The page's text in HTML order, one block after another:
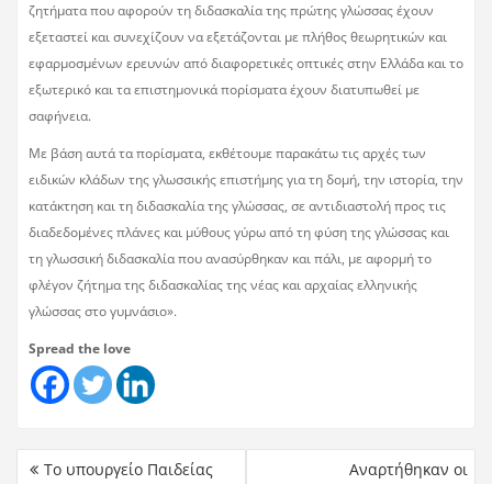
ζητήματα που αφορούν τη διδασκαλία της πρώτης γλώσσας έχουν
εξεταστεί και συνεχίζουν να εξετάζονται με πλήθος θεωρητικών και
εφαρμοσμένων ερευνών από διαφορετικές οπτικές στην Ελλάδα και το
εξωτερικό και τα επιστημονικά πορίσματα έχουν διατυπωθεί με
σαφήνεια.
Με βάση αυτά τα πορίσματα, εκθέτουμε παρακάτω τις αρχές των
ειδικών κλάδων της γλωσσικής επιστήμης για τη δομή, την ιστορία, την
κατάκτηση και τη διδασκαλία της γλώσσας, σε αντιδιαστολή προς τις
διαδεδομένες πλάνες και μύθους γύρω από τη φύση της γλώσσας και
τη γλωσσική διδασκαλία που ανασύρθηκαν και πάλι, με αφορμή το
φλέγον ζήτημα της διδασκαλίας της νέας και αρχαίας ελληνικής
γλώσσας στο γυμνάσιο».
Spread the love
Το υπουργείο Παιδείας
Αναρτήθηκαν οι